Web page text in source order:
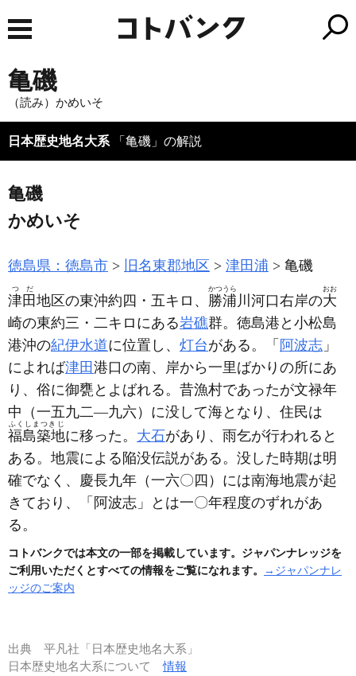
亀磯
（読み）かめいそ
日本歴史地名大系 「亀磯」の解説
亀磯
かめいそ
徳島県：徳島市 旧名東郡地区 津田浦 亀磯
津田
つだ
地区の東沖約四・五キロ、 勝浦
かつうら
川河口右岸の大
おお
崎の東約三・二キロにある岩礁群。徳島港と小松島
港沖の紀伊水道に位置し、 灯台がある。「 阿波志 」
によれば津田 港口の南、岸から一里ばかりの所にあ
り、俗に御甕とよばれる。昔漁村であったが文禄年
中 （一五九二―九六） に没して海となり、住民は
福島築地
ふくしまつきじ
に移った。 大石があり、雨乞が行われると
ある。地震による陥没伝説がある。没した時期は明
確でなく、慶長九年 （一六〇四） には南海地震が起
きており、「阿波志」とは一〇年程度のずれがあ
る。
コトバンクでは本文の一部を掲載しています。ジャパンナレッジを
ご利用いただくとすべての情報をご覧になれます。
→ジャパンナレ
ッジのご案内
出典 平凡社「日本歴史地名大系」
日本歴史地名大系について情報